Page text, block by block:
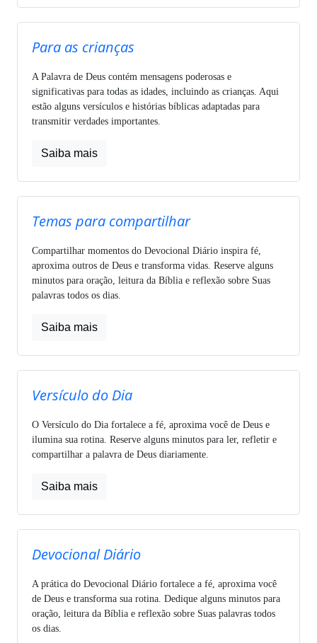
Para as crianças
A Palavra de Deus contém mensagens poderosas e
significativas para todas as idades, incluindo as crianças. Aqui
estão alguns versículos e histórias bíblicas adaptadas para
transmitir verdades importantes.
Saiba mais
Temas para compartilhar
Compartilhar momentos do Devocional Diário inspira fé,
aproxima outros de Deus e transforma vidas. Reserve alguns
minutos para oração, leitura da Bíblia e reflexão sobre Suas
palavras todos os dias.
Saiba mais
Versículo do Dia
O Versículo do Dia fortalece a fé, aproxima você de Deus e
ilumina sua rotina. Reserve alguns minutos para ler, refletir e
compartilhar a palavra de Deus diariamente.
Saiba mais
Devocional Diário
A prática do Devocional Diário fortalece a fé, aproxima você
de Deus e transforma sua rotina. Dedique alguns minutos para
oração, leitura da Bíblia e reflexão sobre Suas palavras todos
os dias.